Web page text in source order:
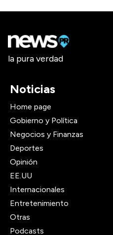
la pura verdad
Noticias
Home page
Gobierno y Política
Negocios y Finanzas
Deportes
Opinión
EE.UU
Internacionales
Entretenimiento
Otras
Podcasts